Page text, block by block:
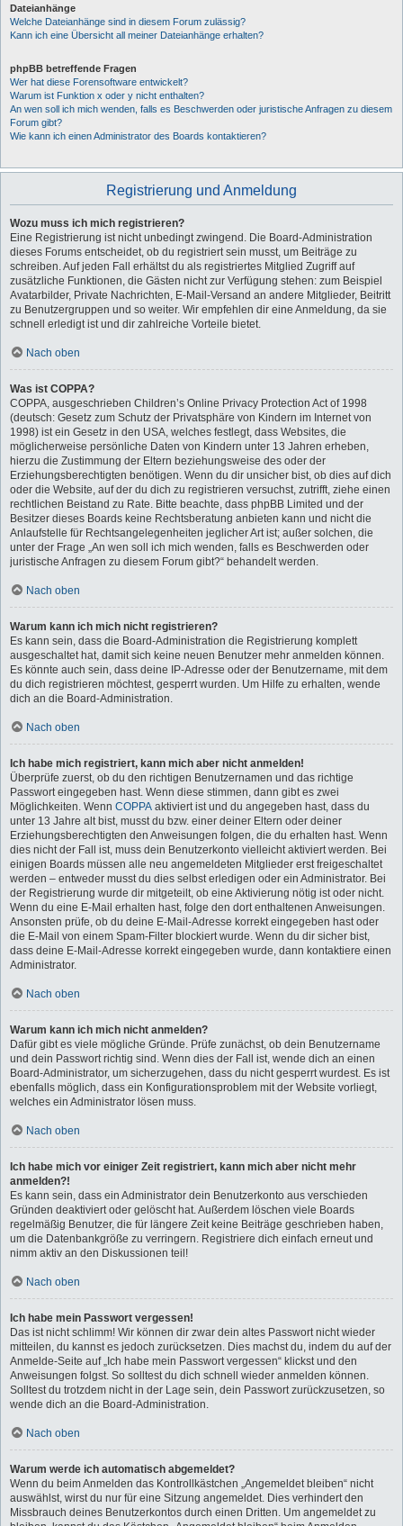
Dateianhänge
Welche Dateianhänge sind in diesem Forum zulässig?
Kann ich eine Übersicht all meiner Dateianhänge erhalten?
phpBB betreffende Fragen
Wer hat diese Forensoftware entwickelt?
Warum ist Funktion x oder y nicht enthalten?
An wen soll ich mich wenden, falls es Beschwerden oder juristische Anfragen zu diesem
Forum gibt?
Wie kann ich einen Administrator des Boards kontaktieren?
Registrierung und Anmeldung
Wozu muss ich mich registrieren?
Eine Registrierung ist nicht unbedingt zwingend. Die Board-Administration
dieses Forums entscheidet, ob du registriert sein musst, um Beiträge zu
schreiben. Auf jeden Fall erhältst du als registriertes Mitglied Zugriff auf
zusätzliche Funktionen, die Gästen nicht zur Verfügung stehen: zum Beispiel
Avatarbilder, Private Nachrichten, E-Mail-Versand an andere Mitglieder, Beitritt
zu Benutzergruppen und so weiter. Wir empfehlen dir eine Anmeldung, da sie
schnell erledigt ist und dir zahlreiche Vorteile bietet.
Nach oben
Was ist COPPA?
COPPA, ausgeschrieben Children’s Online Privacy Protection Act of 1998
(deutsch: Gesetz zum Schutz der Privatsphäre von Kindern im Internet von
1998) ist ein Gesetz in den USA, welches festlegt, dass Websites, die
möglicherweise persönliche Daten von Kindern unter 13 Jahren erheben,
hierzu die Zustimmung der Eltern beziehungsweise des oder der
Erziehungsberechtigten benötigen. Wenn du dir unsicher bist, ob dies auf dich
oder die Website, auf der du dich zu registrieren versuchst, zutrifft, ziehe einen
rechtlichen Beistand zu Rate. Bitte beachte, dass phpBB Limited und der
Besitzer dieses Boards keine Rechtsberatung anbieten kann und nicht die
Anlaufstelle für Rechtsangelegenheiten jeglicher Art ist; außer solchen, die
unter der Frage „An wen soll ich mich wenden, falls es Beschwerden oder
juristische Anfragen zu diesem Forum gibt?“ behandelt werden.
Nach oben
Warum kann ich mich nicht registrieren?
Es kann sein, dass die Board-Administration die Registrierung komplett
ausgeschaltet hat, damit sich keine neuen Benutzer mehr anmelden können.
Es könnte auch sein, dass deine IP-Adresse oder der Benutzername, mit dem
du dich registrieren möchtest, gesperrt wurden. Um Hilfe zu erhalten, wende
dich an die Board-Administration.
Nach oben
Ich habe mich registriert, kann mich aber nicht anmelden!
Überprüfe zuerst, ob du den richtigen Benutzernamen und das richtige
Passwort eingegeben hast. Wenn diese stimmen, dann gibt es zwei
Möglichkeiten. Wenn COPPA aktiviert ist und du angegeben hast, dass du
unter 13 Jahre alt bist, musst du bzw. einer deiner Eltern oder deiner
Erziehungsberechtigten den Anweisungen folgen, die du erhalten hast. Wenn
dies nicht der Fall ist, muss dein Benutzerkonto vielleicht aktiviert werden. Bei
einigen Boards müssen alle neu angemeldeten Mitglieder erst freigeschaltet
werden – entweder musst du dies selbst erledigen oder ein Administrator. Bei
der Registrierung wurde dir mitgeteilt, ob eine Aktivierung nötig ist oder nicht.
Wenn du eine E-Mail erhalten hast, folge den dort enthaltenen Anweisungen.
Ansonsten prüfe, ob du deine E-Mail-Adresse korrekt eingegeben hast oder
die E-Mail von einem Spam-Filter blockiert wurde. Wenn du dir sicher bist,
dass deine E-Mail-Adresse korrekt eingegeben wurde, dann kontaktiere einen
Administrator.
Nach oben
Warum kann ich mich nicht anmelden?
Dafür gibt es viele mögliche Gründe. Prüfe zunächst, ob dein Benutzername
und dein Passwort richtig sind. Wenn dies der Fall ist, wende dich an einen
Board-Administrator, um sicherzugehen, dass du nicht gesperrt wurdest. Es ist
ebenfalls möglich, dass ein Konfigurationsproblem mit der Website vorliegt,
welches ein Administrator lösen muss.
Nach oben
Ich habe mich vor einiger Zeit registriert, kann mich aber nicht mehr
anmelden?!
Es kann sein, dass ein Administrator dein Benutzerkonto aus verschieden
Gründen deaktiviert oder gelöscht hat. Außerdem löschen viele Boards
regelmäßig Benutzer, die für längere Zeit keine Beiträge geschrieben haben,
um die Datenbankgröße zu verringern. Registriere dich einfach erneut und
nimm aktiv an den Diskussionen teil!
Nach oben
Ich habe mein Passwort vergessen!
Das ist nicht schlimm! Wir können dir zwar dein altes Passwort nicht wieder
mitteilen, du kannst es jedoch zurücksetzen. Dies machst du, indem du auf der
Anmelde-Seite auf „Ich habe mein Passwort vergessen“ klickst und den
Anweisungen folgst. So solltest du dich schnell wieder anmelden können.
Solltest du trotzdem nicht in der Lage sein, dein Passwort zurückzusetzen, so
wende dich an die Board-Administration.
Nach oben
Warum werde ich automatisch abgemeldet?
Wenn du beim Anmelden das Kontrollkästchen „Angemeldet bleiben“ nicht
auswählst, wirst du nur für eine Sitzung angemeldet. Dies verhindert den
Missbrauch deines Benutzerkontos durch einen Dritten. Um angemeldet zu